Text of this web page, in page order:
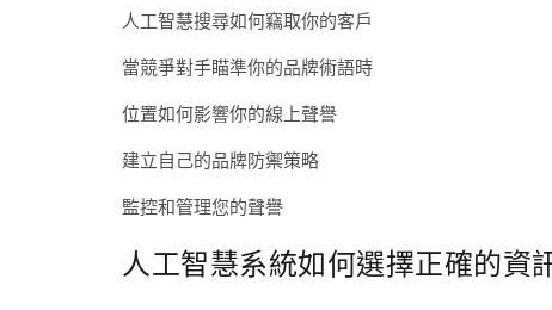
人工智慧搜尋如何竊取你的客戶
當競爭對手瞄準你的品牌術語時
位置如何影響你的線上聲譽
建立自己的品牌防禦策略
監控和管理您的聲譽
人工智慧系統如何選擇正確的資